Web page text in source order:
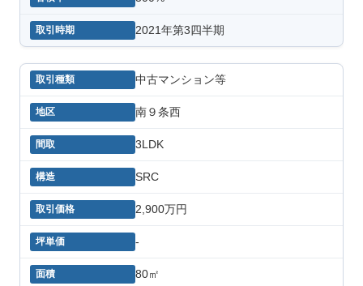
2021年第3四半期
中古マンション等
南９条西
3LDK
SRC
2,900万円
-
80㎡